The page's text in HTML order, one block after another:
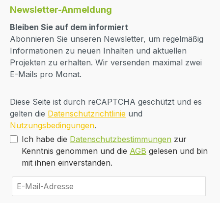
Newsletter-Anmeldung
Bleiben Sie auf dem informiert
Abonnieren Sie unseren Newsletter, um regelmäßig
Informationen zu neuen Inhalten und aktuellen
Projekten zu erhalten. Wir versenden maximal zwei
E-Mails pro Monat.
Diese Seite ist durch reCAPTCHA geschützt und es
gelten die Datenschutzrichtlinie und
Nutzungsbedingungen.
Ich habe die Datenschutzbestimmungen zur
Kenntnis genommen und die AGB gelesen und bin
mit ihnen einverstanden.